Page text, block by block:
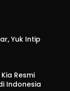
Yuk Intip
Resmi
Indonesia